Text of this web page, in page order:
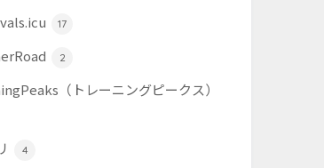
17
2
（トレーニングピークス）
4